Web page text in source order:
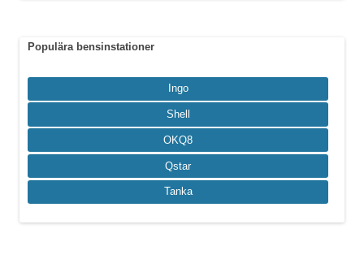
Populära bensinstationer
Ingo
Shell
OKQ8
Qstar
Tanka